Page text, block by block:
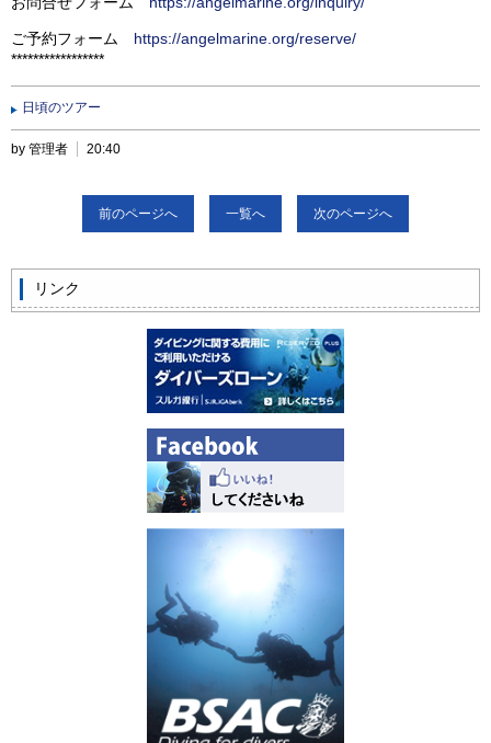
ご予約フォーム https://angelmarine.org/reserve/
*****************
日頃のツアー
by 管理者 20:40
前のページへ 一覧へ 次のページへ
リンク